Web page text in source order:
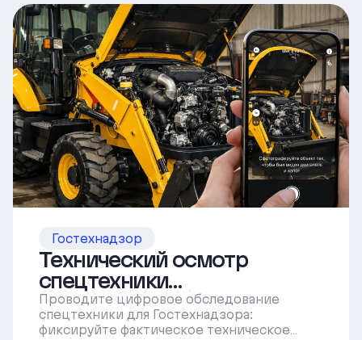
Гостехнадзор
Технический осмотр
спецтехники
(обследование)
Проводите цифровое обследование
спецтехники для Гостехнадзора:
фиксируйте фактическое техническое